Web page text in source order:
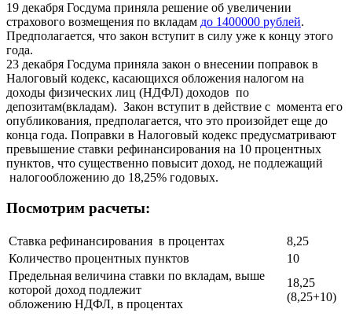
19 декабря Госдума приняла решение об увеличении
страхового возмещения по вкладам до 1400000 рублей.
Предполагается, что закон вступит в силу уже к концу этого
года.
23 декабря Госдума приняла закон о внесении поправок в
Налоговый кодекс, касающихся обложения налогом на
доходы физических лиц (НДФЛ) доходов по
депозитам(вкладам). Закон вступит в действие с момента его
опубликования, предполагается, что это произойдет еще до
конца года. Поправки в Налоговый кодекс предусматривают
превышение ставки рефинансирования на 10 процентных
пунктов, что существенно повысит доход, не подлежащий
налогообложению до 18,25% годовых.
Посмотрим расчеты:
Ставка рефинансирования в процентах
8,25
Количество процентных пунктов
10
Предельная величина ставки по вкладам, выше
которой доход подлежит
обложению НДФЛ, в процентах
18,25
(8,25+10)